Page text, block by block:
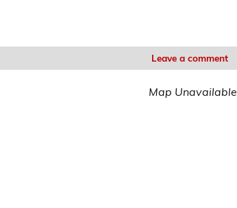
Leave a comment
Map Unavailable